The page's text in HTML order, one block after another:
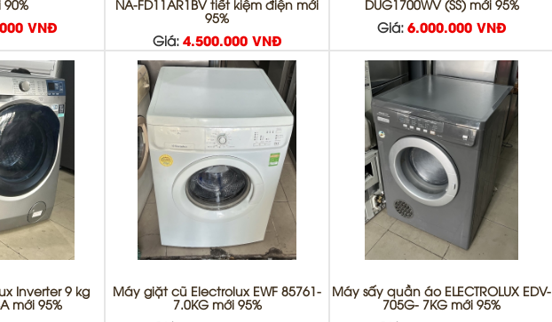
90%
VNĐ
NA-FD11AR1BV tiết kiệm điện mới
95%
Giá: 4.500.000 VNĐ
DUG1700WV (SS) mới 95%
Giá: 6.000.000 VNĐ
Inverter 9 kg
mới 95%
Máy giặt cũ Electrolux EWF 85761-
7.0KG mới 95%
Máy sấy quần áo ELECTROLUX EDV-
705G- 7KG mới 95%